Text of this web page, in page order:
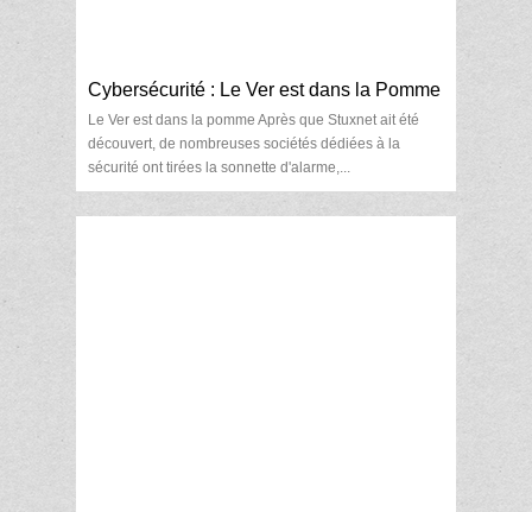
Cybersécurité : Le Ver est dans la Pomme
Le Ver est dans la pomme Après que Stuxnet ait été
découvert, de nombreuses sociétés dédiées à la
sécurité ont tirées la sonnette d'alarme,...